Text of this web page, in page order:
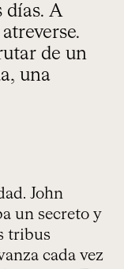
días. A
de un
una
John
un secreto y
tribus
cada vez